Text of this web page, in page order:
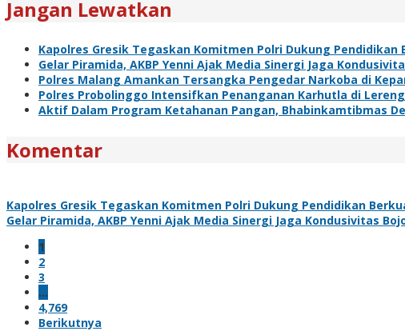
Jangan Lewatkan
Kapolres Gresik Tegaskan Komitmen Polri Dukung Pendidikan
Gelar Piramida, AKBP Yenni Ajak Media Sinergi Jaga
Polres Malang Amankan Tersangka Pengedar Narkoba di
Polres Probolinggo Intensifkan Penanganan Karhutla di
Aktif Dalam Program Ketahanan Pangan, Bhabinkamtibmas
Komentar
Kapolres Gresik Tegaskan Komitmen Polri Dukung Pendidikan
Gelar Piramida, AKBP Yenni Ajak Media Sinergi Jaga Kondusivitas
1
2
3
…
4,769
Berikutnya